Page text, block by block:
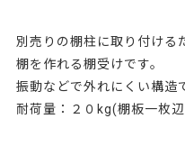
別売りの棚柱に取り付ける
棚を作れる棚受けです。
振動などで外れにくい構造
耐荷量：２０kg(棚板一枚